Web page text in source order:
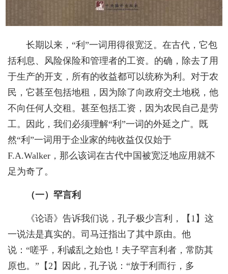
长期以来，“利”一词用得很宽泛。在古代，它包
括利息、风险保险和管理者的工资。的确，除去了用
于生产的开支，所有的收益都可以统称为利。对于农
民，它甚至包括地租，因为除了向政府交土地税，他
不向任何人交租。甚至包括工资，因为农民自己是劳
工。因此，我们必须理解“利”一词的外延之广。既
然“利”一词用于企业家的纯收益仅仅始于
F.A.Walker ，那么该词在古代中国被宽泛地应用就不
足为奇了。
（一）罕言利
《论语》告诉我们说，孔子极少言利，【 1 】这
一说法是真实的。司马迁指出了其中原由。他
说：“嗟乎，利诚乱之始也！夫子罕言利者，常防其
原也。”【 2 】因此，孔子说：“放于利而行，多